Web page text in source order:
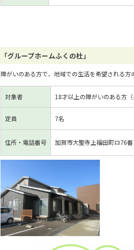
「グループホームふくの杜」
障がいのある方で、地域での生活を希望される方
対象者 18才以上の障がいのある方（
定員 7名
住所・電話番号 加賀市大聖寺上福田町ロ